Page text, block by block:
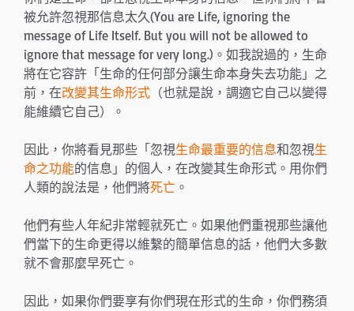
被允許忽視那信息太久(You are Life, ignoring the
message of Life Itself. But you will not be allowed to
ignore that message for very long.)。如我說過的，生命
將在它容許「生命的任何部分讓生命本身失去功能」之
前，在改變其生命形式 （也就是說，調適它自己以變得
能維續它自己）。
因此，你將看見那些「忽視生命最重要的信息和忽視生
命之功能的信息」的個人，在改變其生命形式。用你們
人類的說法是，他們將死亡 。
他們有些人年紀非常輕就死亡。如果他們重視那些讓他
們當下的生命更得以維繫的簡單信息的話，他們大多數
就不會那麼早死亡。
因此，如果你們要享有你們現在形式的生命，你們務須